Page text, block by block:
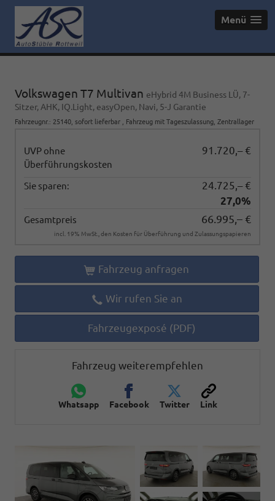
Menü
Volkswagen T7 Multivan eHybrid 4M Business LÜ, 7-
Sitzer, AHK, IQ.Light, easyOpen, Navi, 5-J Garantie
Fahrzeugnr. : 25140 sofort lieferbar Fahrzeug mit Tageszulassung , Zentrallager
UVP ohne
Überführungskosten
91.720,– €
Sie sparen:
24.725,– €
27,0%
Gesamtpreis 66.995,– €
incl. 19% MwSt., den Kosten für Überführung und Zulassungspapieren
Fahrzeug anfragen
Wir rufen Sie an
Fahrzeugexposé (PDF)
Fahrzeug weiterempfehlen
Whatsapp Facebook Twitter Link